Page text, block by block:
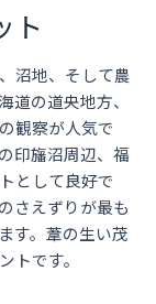
ト
沼地、そして農
道の道央地方、
観察が人気で
印旛沼周辺、福
として良好で
さえずりが最も
す。葦の生い茂
トです。